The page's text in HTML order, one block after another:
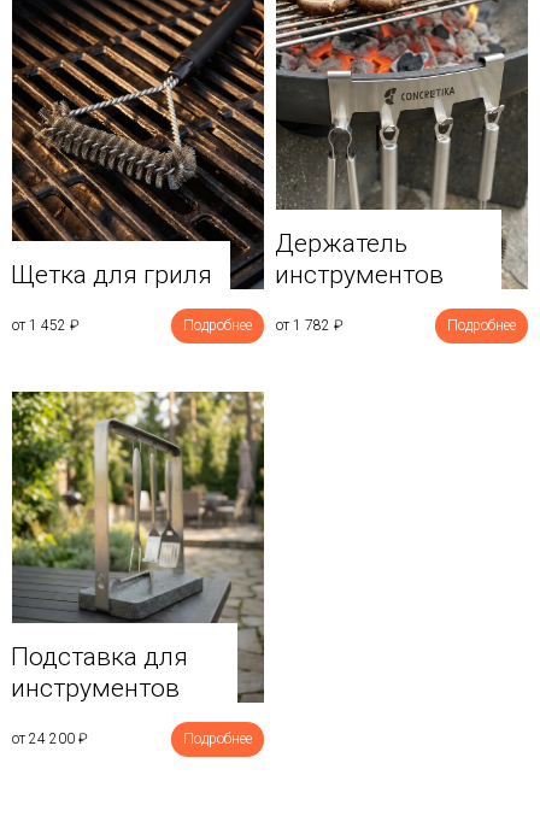
Щетка для гриля
от 1 452 ₽ Подробнее
Держатель
инструментов
от 1 782 ₽ Подробнее
Подставка для
инструментов
от 24 200 ₽ Подробнее